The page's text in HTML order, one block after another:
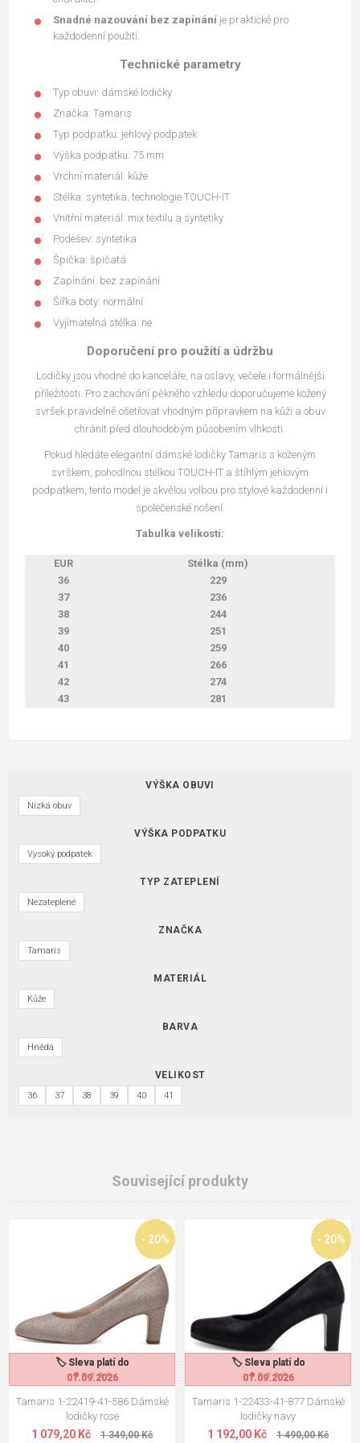
Snadné nazouvání bez zapínání je praktické pro
každodenní použití.
Technické parametry
Typ obuvi: dámské lodičky
Značka: Tamaris
Typ podpatku: jehlový podpatek
Výška podpatku: 75 mm
Vrchní materiál: kůže
Stélka: syntetika, technologie TOUCH-IT
Vnitřní materiál: mix textilu a syntetiky
Podešev: syntetika
Špička: špičatá
Zapínání: bez zapínání
Šířka boty: normální
Vyjímatelná stélka: ne
Doporučení pro použití a údržbu
Lodičky jsou vhodné do kanceláře, na oslavy, večeře i formálnější
příležitosti. Pro zachování pěkného vzhledu doporučujeme kožený
svršek pravidelně ošetřovat vhodným přípravkem na kůži a obuv
chránit před dlouhodobým působením vlhkosti.
Pokud hledáte elegantní dámské lodičky Tamaris s koženým
svrškem, pohodlnou stélkou TOUCH-IT a štíhlým jehlovým
podpatkem, tento model je skvělou volbou pro stylové každodenní i
společenské nošení.
Tabulka velikostí:
EUR
Stélka (mm)
36
229
37
236
38
244
39
251
40
259
41
266
42
274
43
281
VÝŠKA OBUVI
Nízká obuv
VÝŠKA PODPATKU
Vysoký podpatek
TYP ZATEPLENÍ
Nezateplené
ZNAČKA
Tamaris
MATERIÁL
Kůže
BARVA
Hnědá
VELIKOST
36 37 38 39 40 41
Související produkty
🏷️ Sleva platí do
01.09.2026
🏷️ Sleva platí do
01.09.2026
- 20%
Tamaris 1-22419-41-586 Dámské
lodičky rose
1 079,20 Kč 1 349,00 Kč
🏷️ Sleva platí do
01.09.2026
🏷️ Sleva platí do
01.09.2026
- 20%
Tamaris 1-22433-41-877 Dámské
lodičky navy
1 192,00 Kč 1 490,00 Kč